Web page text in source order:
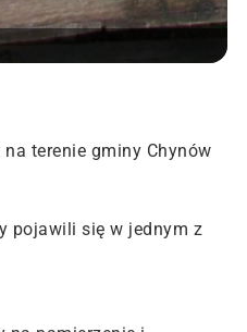
terenie gminy Chynów
pojawili się w jednym z